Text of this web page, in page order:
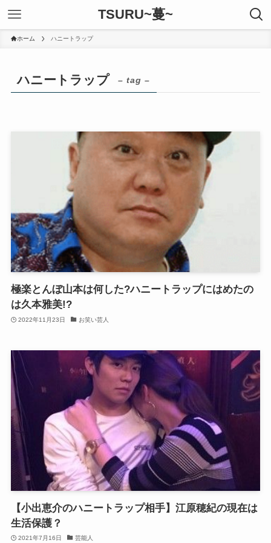
TSURU~蔓~
ホーム ハニートラップ
ハニートラップ – tag –
極楽とんぼ山本は何した?ハニートラップにはめたの
は久本雅美!?
2022年11月23日 お笑い芸人
【小出恵介のハニートラップ相手】江原穂紀の現在は
生活保護？
2021年7月16日 芸能人